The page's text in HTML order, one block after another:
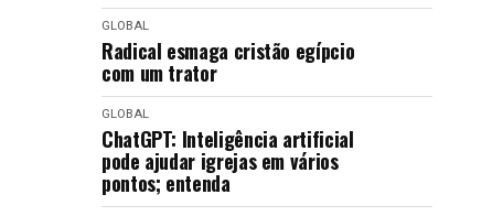
GLOBAL
Radical esmaga cristão egípcio
com um trator
GLOBAL
ChatGPT: Inteligência artificial
pode ajudar igrejas em vários
pontos; entenda